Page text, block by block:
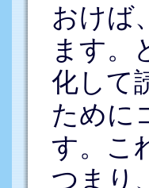
おけば
ます。
化して
ために
す。こ
つまり